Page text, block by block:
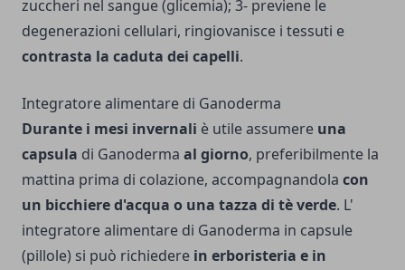
zuccheri nel sangue (glicemia); 3- previene le
degenerazioni cellulari, ringiovanisce i tessuti e
contrasta la caduta dei capelli.
Integratore alimentare di Ganoderma
Durante i mesi invernali è utile assumere una
capsula di Ganoderma al giorno, preferibilmente la
mattina prima di colazione, accompagnandola con
un bicchiere d'acqua o una tazza di tè verde. L'
integratore alimentare di Ganoderma in capsule
(pillole) si può richiedere in erboristeria e in